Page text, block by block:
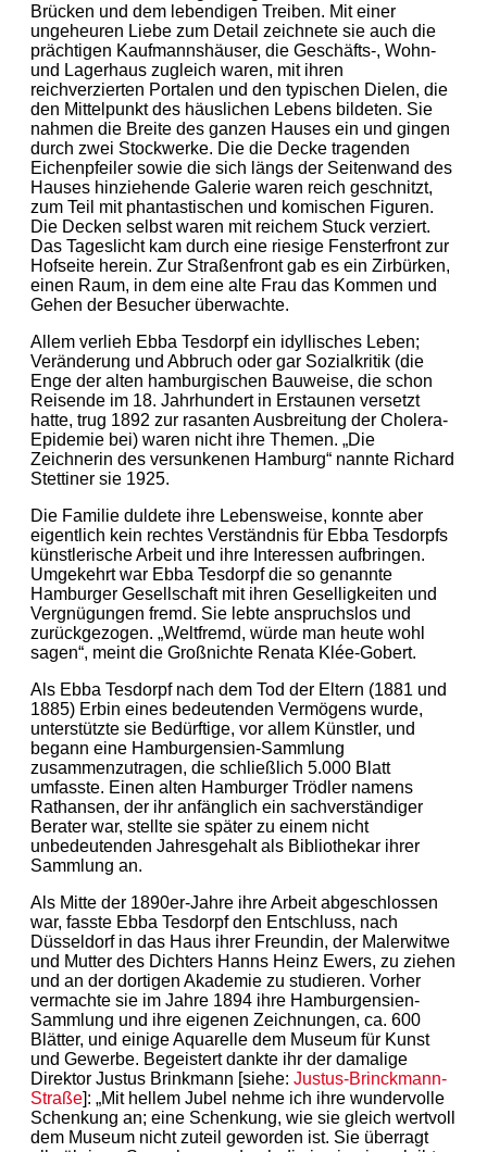
Brücken und dem lebendigen Treiben. Mit einer
ungeheuren Liebe zum Detail zeichnete sie auch die
prächtigen Kaufmannshäuser, die Geschäfts-, Wohn-
und Lagerhaus zugleich waren, mit ihren
reichverzierten Portalen und den typischen Dielen, die
den Mittelpunkt des häuslichen Lebens bildeten. Sie
nahmen die Breite des ganzen Hauses ein und gingen
durch zwei Stockwerke. Die die Decke tragenden
Eichenpfeiler sowie die sich längs der Seitenwand des
Hauses hinziehende Galerie waren reich geschnitzt,
zum Teil mit phantastischen und komischen Figuren.
Die Decken selbst waren mit reichem Stuck verziert.
Das Tageslicht kam durch eine riesige Fensterfront zur
Hofseite herein. Zur Straßenfront gab es ein Zirbürken,
einen Raum, in dem eine alte Frau das Kommen und
Gehen der Besucher überwachte.
Allem verlieh Ebba Tesdorpf ein idyllisches Leben;
Veränderung und Abbruch oder gar Sozialkritik (die
Enge der alten hamburgischen Bauweise, die schon
Reisende im 18. Jahrhundert in Erstaunen versetzt
hatte, trug 1892 zur rasanten Ausbreitung der Cholera-
Epidemie bei) waren nicht ihre Themen. „Die
Zeichnerin des versunkenen Hamburg“ nannte Richard
Stettiner sie 1925.
Die Familie duldete ihre Lebensweise, konnte aber
eigentlich kein rechtes Verständnis für Ebba Tesdorpfs
künstlerische Arbeit und ihre Interessen aufbringen.
Umgekehrt war Ebba Tesdorpf die so genannte
Hamburger Gesellschaft mit ihren Geselligkeiten und
Vergnügungen fremd. Sie lebte anspruchslos und
zurückgezogen. „Weltfremd, würde man heute wohl
sagen“, meint die Großnichte Renata Klée-Gobert.
Als Ebba Tesdorpf nach dem Tod der Eltern (1881 und
1885) Erbin eines bedeutenden Vermögens wurde,
unterstützte sie Bedürftige, vor allem Künstler, und
begann eine Hamburgensien-Sammlung
zusammenzutragen, die schließlich 5.000 Blatt
umfasste. Einen alten Hamburger Trödler namens
Rathansen, der ihr anfänglich ein sachverständiger
Berater war, stellte sie später zu einem nicht
unbedeutenden Jahresgehalt als Bibliothekar ihrer
Sammlung an.
Als Mitte der 1890er-Jahre ihre Arbeit abgeschlossen
war, fasste Ebba Tesdorpf den Entschluss, nach
Düsseldorf in das Haus ihrer Freundin, der Malerwitwe
und Mutter des Dichters Hanns Heinz Ewers, zu ziehen
und an der dortigen Akademie zu studieren. Vorher
vermachte sie im Jahre 1894 ihre Hamburgensien-
Sammlung und ihre eigenen Zeichnungen, ca. 600
Blätter, und einige Aquarelle dem Museum für Kunst
und Gewerbe. Begeistert dankte ihr der damalige
Direktor Justus Brinkmann [siehe: Justus-Brinckmann-
Straße]: „Mit hellem Jubel nehme ich ihre wundervolle
Schenkung an; eine Schenkung, wie sie gleich wertvoll
dem Museum nicht zuteil geworden ist. Sie überragt